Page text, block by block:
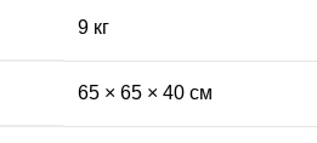
9 кг
65 × 65 × 40 см